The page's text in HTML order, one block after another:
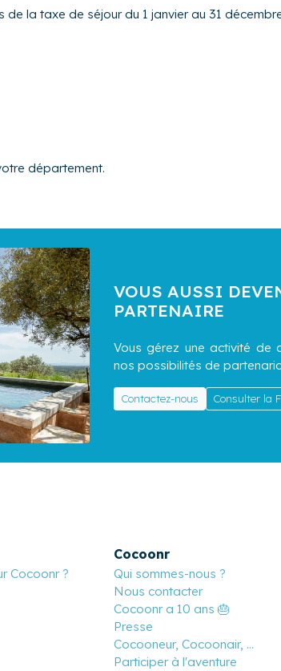
la taxe de séjour du 1 janvier au 31
département.
VOUS AUSSI
PARTENAIRE
Vous gérez une activité de
nos possibilités de
Contactez-nous Consulter la
Cocoonr ?
Cocoonr
Qui sommes-nous ?
Nous contacter
Cocoonr a 10 ans 🎂
Presse
Cocooneur, Cocoonair, ...
Participer à l'aventure